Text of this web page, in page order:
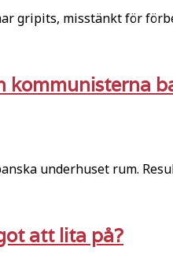
gripits, misstänkt för
kommunisterna
underhuset rum.
att lita på?